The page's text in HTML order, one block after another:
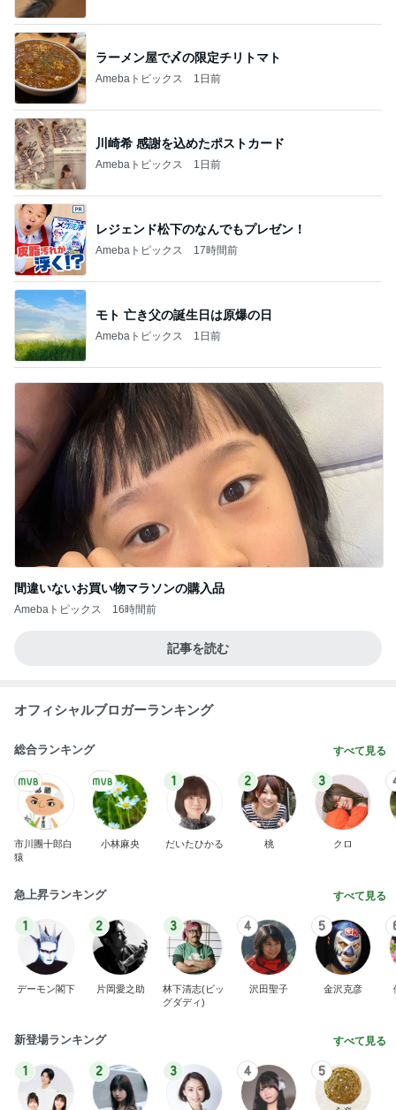
ラーメン屋で〆の限定チリトマト
Amebaトピックス 1日前
川崎希 感謝を込めたポストカード
Amebaトピックス 1日前
レジェンド松下のなんでもプレゼン！
Amebaトピックス 17時間前
モト 亡き父の誕生日は原爆の日
Amebaトピックス 1日前
間違いないお買い物マラソンの購入品
Amebaトピックス 16時間前
記事を読む
オフィシャルブロガーランキング
総合ランキング すべて見る
市川團十郎白
猿
小林麻央
1
だいたひかる
2
桃
3
クロ
急上昇ランキング すべて見る
1
デーモン閣下
2
片岡愛之助
3
林下清志(ビッ
グダディ)
4
沢田聖子
5
金沢克彦
新登場ランキング すべて見る
1 2 3 4 5